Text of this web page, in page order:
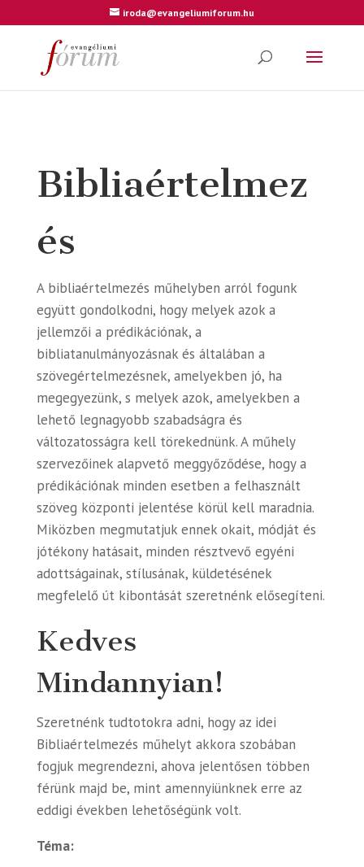
iroda@evangeliumiforum.hu
Bibliaértelmez
és
A bibliaértelmezés műhelyben arról fogunk
együtt gondolkodni, hogy melyek azok a
jellemzői a prédikációnak, a
bibliatanulmányozásnak és általában a
szövegértelmezésnek, amelyekben jó, ha
megegyezünk, s melyek azok, amelyekben a
lehető legnagyobb szabadságra és
változatosságra kell törekednünk. A műhely
szervezőinek alapvető meggyőződése, hogy a
prédikációnak minden esetben a felhasznált
szöveg központi jelentése körül kell maradnia.
Miközben megmutatjuk ennek okait, módját és
jótékony hatásait, minden résztvevő egyéni
adottságainak, stílusának, küldetésének
megfelelő út kibontását szeretnénk elősegíteni.
Kedves
Mindannyian!
Szeretnénk tudtotokra adni, hogy az idei
Bibliaértelmezés műhelyt akkora szobában
fogjuk megrendezni, ahova jelentősen többen
férünk majd be, mint amennyiünknek erre az
eddigi években lehetőségünk volt.
Téma: